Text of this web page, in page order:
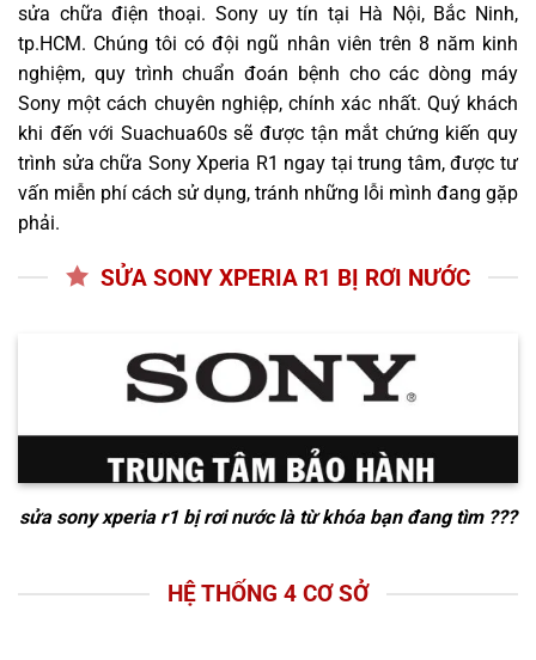
sửa chữa điện thoại. Sony uy tín tại Hà Nội, Bắc Ninh,
tp.HCM. Chúng tôi có đội ngũ nhân viên trên 8 năm kinh
nghiệm, quy trình chuẩn đoán bệnh cho các dòng máy
Sony một cách chuyên nghiệp, chính xác nhất. Quý khách
khi đến với Suachua60s sẽ được tận mắt chứng kiến quy
trình sửa chữa Sony Xperia R1 ngay tại trung tâm, được tư
vấn miễn phí cách sử dụng, tránh những lỗi mình đang gặp
phải.
SỬA SONY XPERIA R1 BỊ RƠI NƯỚC
sửa sony xperia r1 bị rơi nướclà từ khóa bạn đang tìm ???
HỆ THỐNG 4 CƠ SỞ